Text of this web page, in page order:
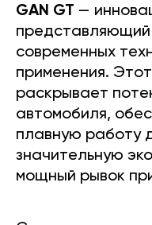
GAN GT —
современных
применения.
раскрывает
автомобиля,
плавную работу
значительную
мощный рывок